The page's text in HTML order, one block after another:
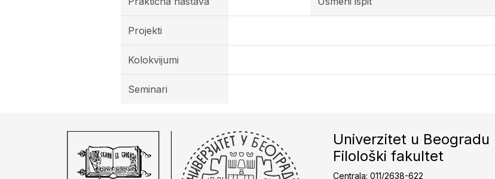
Projekti
Kolokvijumi
Seminari
Univerzitet u Beogradu
Filološki fakultet
Centrala: 011/2638-622